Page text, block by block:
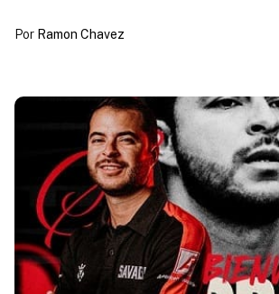
Por Ramon Chavez